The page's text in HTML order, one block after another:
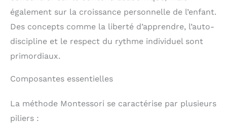
également sur la croissance personnelle de l’enfant.
Des concepts comme la liberté d’apprendre, l’auto-
discipline et le respect du rythme individuel sont
primordiaux.
Composantes essentielles
La méthode Montessori se caractérise par plusieurs
piliers :